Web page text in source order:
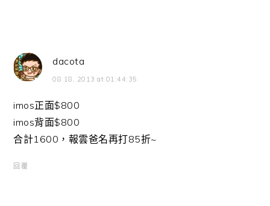
dacota
08 18, 2013 at 01:44:35
imos正面$800
imos背面$800
合計1600，報雲爸名再打85折~
回覆